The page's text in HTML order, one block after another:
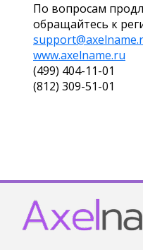
По вопросам
обращайтесь к
www.axelname.ru
(499) 404-11-01
(812) 309-51-01